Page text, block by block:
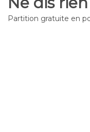
Partition gratuite en